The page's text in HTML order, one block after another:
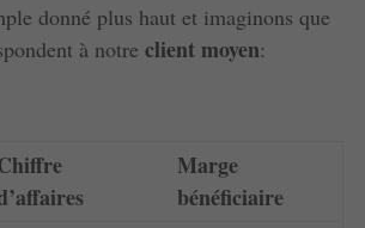
donné plus haut et imaginons que
à notre client moyen:
Marge
bénéficiaire